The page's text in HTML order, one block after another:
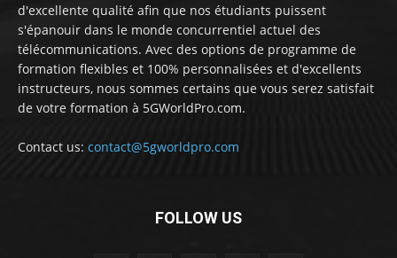
d'excellente qualité afin que nos étudiants puissent
s'épanouir dans le monde concurrentiel actuel des
télécommunications. Avec des options de programme de
formation flexibles et 100% personnalisées et d'excellents
instructeurs, nous sommes certains que vous serez satisfait
de votre formation à 5GWorldPro.com.
Contact us: contact@5gworldpro.com
FOLLOW US